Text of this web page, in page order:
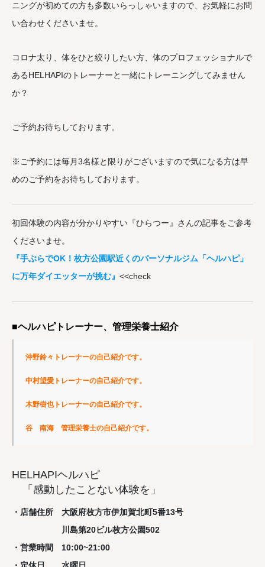
ニングが初めての方も多数いらっしゃいますので、お気軽にお問
い合わせくださいませ。
コロナ太り、体をひと絞りしたい方、体のプロフェッショナルで
あるHELHAPIのトレーナーと一緒にトレーニングしてみません
か？
ご予約お待ちしております。
※ご予約には毎月3名様と限りがございますので気になる方は早
めのご予約をお待ちしております。
初回体験の内容が分かりやすい『ひらつー』さんの記事をご参考
くださいませ。
『手ぶらでOK！枚方公園駅近くのパーソナルジム「ヘルハピ」
に万年ダイエッターが挑む』 <<check
■ヘルハピトレーナー、管理栄養士紹介
沖野鈴々トレーナーの自己紹介です。
中村望愛トレーナーの自己紹介です。
木野樹也トレーナーの自己紹介です。
谷　南海　管理栄養士の自己紹介です。
HELHAPIヘルハピ
「感動したことない体験を」
・店舗住所 大阪府枚方市伊加賀北町5番13号
川島第20ビル枚方公園502
・営業時間 10:00~21:00